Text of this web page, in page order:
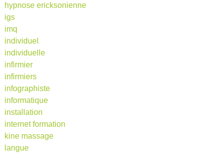
hypnose ericksonienne
igs
imq
individuel
individuelle
infirmier
infirmiers
infographiste
informatique
installation
internet formation
kine massage
langue